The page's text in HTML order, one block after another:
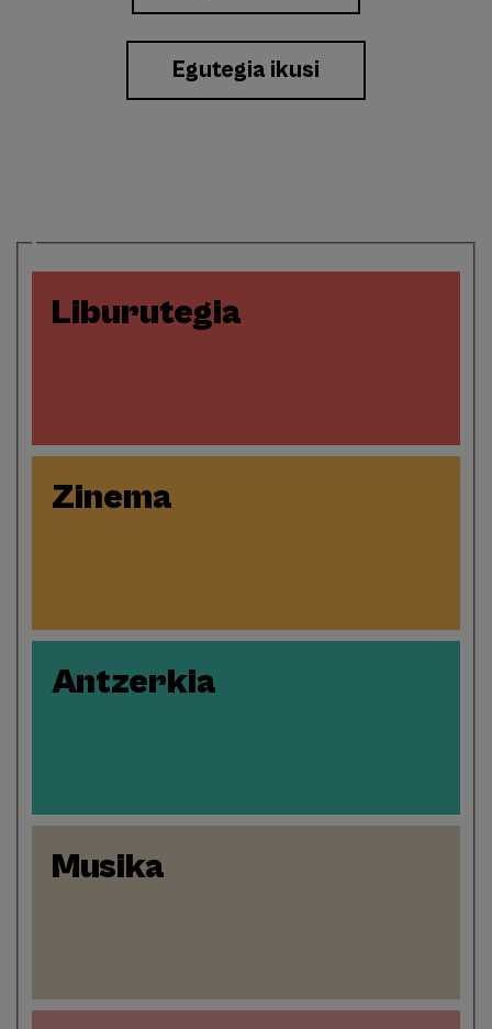
Egutegia ikusi
Liburutegia
Zinema
Antzerkia
Musika